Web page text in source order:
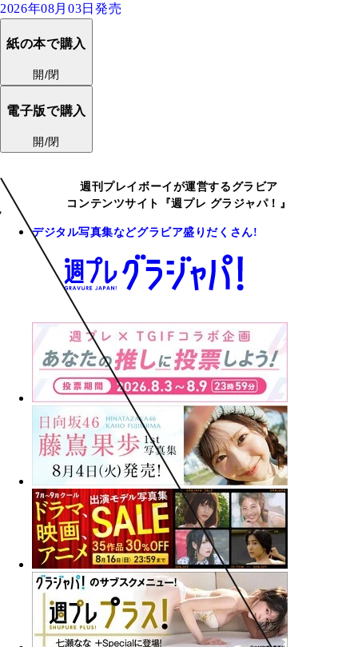
2026年08月03日発売
紙の本で購入
開/閉
電子版で購入
開/閉
週刊プレイボーイが運営するグラビア
コンテンツサイト『週プレ グラジャパ！』
デジタル写真集などグラビア盛りだくさん!